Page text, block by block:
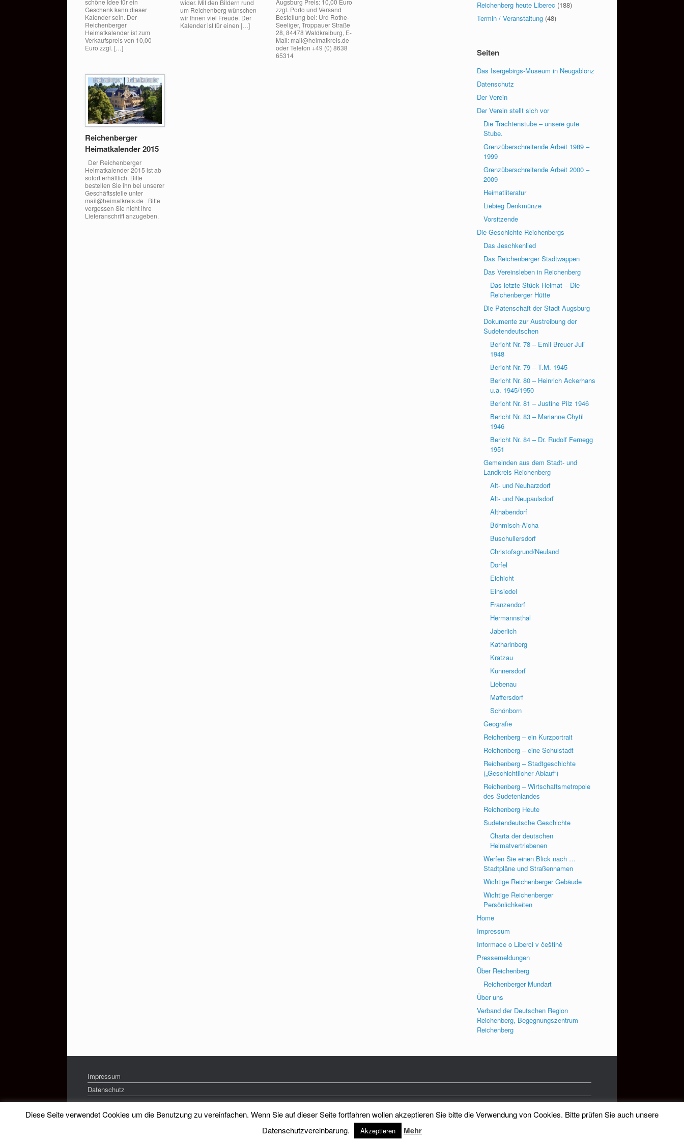
schöne Idee für ein
Geschenk kann dieser
Kalender sein. Der
Reichenberger
Heimatkalender ist zum
Verkaufspreis von 10,00
Euro zzgl. […]
wider. Mit den Bildern rund
um Reichenberg wünschen
wir Ihnen viel Freude. Der
Kalender ist für einen […]
zzgl. Porto und Versand
Bestellung bei: Urd Rothe-
Seeliger, Troppauer Straße
28, 84478 Waldkraiburg, E-
Mail: mail@heimatkreis.de
oder Telefon +49 (0) 8638
65314
Reichenberger
Heimatkalender 2015
Der Reichenberger
Heimatkalender 2015 ist ab
sofort erhältlich. Bitte
bestellen Sie ihn bei unserer
Geschäftsstelle unter
mail@heimatkreis.de Bitte
vergessen Sie nicht ihre
Lieferanschrift anzugeben.
Reichenberg heute Liberec (188)
Termin / Veranstaltung (48)
Seiten
Das Isergebirgs-Museum in Neugablonz
Datenschutz
Der Verein
Der Verein stellt sich vor
Die Trachtenstube – unsere gute
Stube.
Grenzüberschreitende Arbeit 1989 –
1999
Grenzüberschreitende Arbeit 2000 –
2009
Heimatliteratur
Liebieg Denkmünze
Vorsitzende
Die Geschichte Reichenbergs
Das Jeschkenlied
Das Reichenberger Stadtwappen
Das Vereinsleben in Reichenberg
Das letzte Stück Heimat – Die
Reichenberger Hütte
Die Patenschaft der Stadt Augsburg
Dokumente zur Austreibung der
Sudetendeutschen
Bericht Nr. 78 – Emil Breuer Juli
1948
Bericht Nr. 79 – T.M. 1945
Bericht Nr. 80 – Heinrich Ackerhans
u.a. 1945/1950
Bericht Nr. 81 – Justine Pilz 1946
Bericht Nr. 83 – Marianne Chytil
1946
Bericht Nr. 84 – Dr. Rudolf Fernegg
1951
Gemeinden aus dem Stadt- und
Landkreis Reichenberg
Alt- und Neuharzdorf
Alt- und Neupaulsdorf
Althabendorf
Böhmisch-Aicha
Buschullersdorf
Christofsgrund/Neuland
Dörfel
Eichicht
Einsiedel
Franzendorf
Hermannsthal
Jaberlich
Katharinberg
Kratzau
Kunnersdorf
Liebenau
Maffersdorf
Schönborn
Geografie
Reichenberg – ein Kurzportrait
Reichenberg – eine Schulstadt
Reichenberg – Stadtgeschichte
(„Geschichtlicher Ablauf“)
Reichenberg – Wirtschaftsmetropole
des Sudetenlandes
Reichenberg Heute
Sudetendeutsche Geschichte
Charta der deutschen
Heimatvertriebenen
Werfen Sie einen Blick nach …
Stadtpläne und Straßennamen
Wichtige Reichenberger Gebäude
Wichtige Reichenberger
Persönlichkeiten
Home
Impressum
Informace o Liberci v češtině
Pressemeldungen
Über Reichenberg
Reichenberger Mundart
Über uns
Verband der Deutschen Region
Reichenberg, Begegnungszentrum
Reichenberg
Impressum
Datenschutz
Heimatkreis Reichenberg Stadt und Land e.V. Theme bySiteOrigin
Diese Seite verwendet Cookies um die Benutzung zu vereinfachen. Wenn Sie auf dieser Seite fortfahren wollen akzeptieren Sie bitte die Verwendung von Cookies. Bitte prüfen Sie auch unsere
Datenschutzvereinbarung.
Akzeptieren Mehr